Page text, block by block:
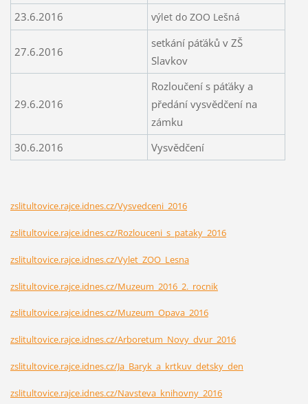
23.6.2016
výlet do ZOO Lešná
27.6.2016
setkání páťáků v ZŠ
Slavkov
29.6.2016
Rozloučení s páťáky a
předání vysvědčení na
zámku
30.6.2016
Vysvědčení
zslitultovice.rajce.idnes.cz/Vysvedceni_2016
zslitultovice.rajce.idnes.cz/Rozlouceni_s_pataky_2016
zslitultovice.rajce.idnes.cz/Vylet_ZOO_Lesna
zslitultovice.rajce.idnes.cz/Muzeum_2016_2._rocnik
zslitultovice.rajce.idnes.cz/Muzeum_Opava_2016
zslitultovice.rajce.idnes.cz/Arboretum_Novy_dvur_2016
zslitultovice.rajce.idnes.cz/Ja_Baryk_a_krtkuv_detsky_den
zslitultovice.rajce.idnes.cz/Navsteva_knihovny_2016